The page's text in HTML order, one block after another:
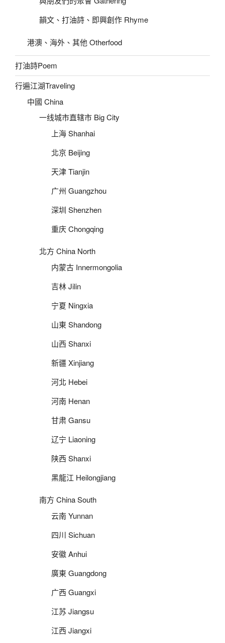
韻文、打油詩、即興創作 Rhyme
港澳、海外、其他 Otherfood
打油詩Poem
行遍江湖Traveling
中國 China
一线城市直辖市 Big City
上海 Shanhai
北京 Beijing
天津 Tianjin
广州 Guangzhou
深圳 Shenzhen
重庆 Chongqing
北方 China North
内蒙古 Innermongolia
吉林 Jilin
宁夏 Ningxia
山東 Shandong
山西 Shanxi
新疆 Xinjiang
河北 Hebei
河南 Henan
甘肃 Gansu
辽宁 Liaoning
陕西 Shanxi
黑龍江 Heilongjiang
南方 China South
云南 Yunnan
四川 Sichuan
安徽 Anhui
廣東 Guangdong
广西 Guangxi
江苏 Jiangsu
江西 Jiangxi